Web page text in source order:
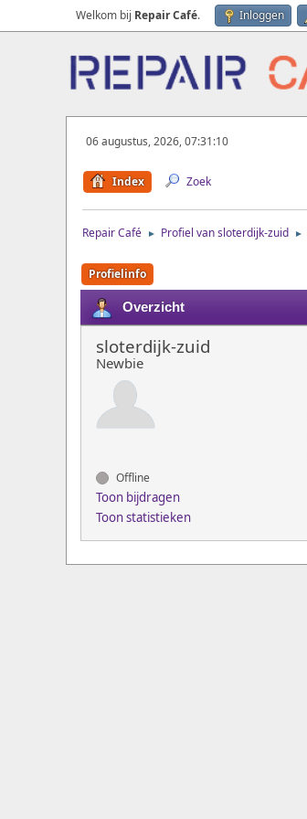
Welkom bij Repair Café. Inloggen
06 augustus, 2026, 07:31:10
Index Zoek
Repair Café ► Profiel van sloterdijk-zuid ►
Profielinfo
Overzicht
sloterdijk-zuid
Newbie
Offline
Toon bijdragen
Toon statistieken